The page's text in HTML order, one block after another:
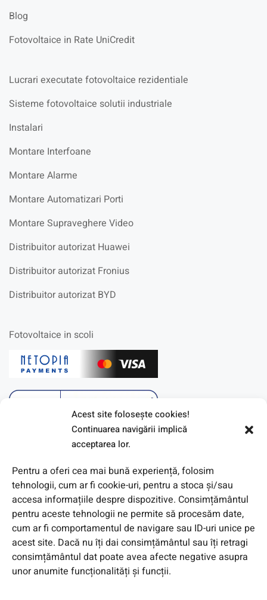
Acest site foloseşte cookies!
Continuarea navigării implică
acceptarea lor.
Pentru a oferi cea mai bună experiență, folosim
tehnologii, cum ar fi cookie-uri, pentru a stoca și/sau
accesa informațiile despre dispozitive. Consimțământul
pentru aceste tehnologii ne permite să procesăm date,
cum ar fi comportamentul de navigare sau ID-uri unice pe
acest site. Dacă nu îți dai consimțământul sau îți retragi
consimțământul dat poate avea afecte negative asupra
unor anumite funcționalități și funcții.
Blog
Fotovoltaice in Rate UniCredit
Lucrari executate fotovoltaice rezidentiale
Sisteme fotovoltaice solutii industriale
Instalari
Montare Interfoane
Montare Alarme
Montare Automatizari Porti
Montare Supraveghere Video
Distribuitor autorizat Huawei
Distribuitor autorizat Fronius
Distribuitor autorizat BYD
Fotovoltaice in scoli
© 2026 Toate Drepturile Rezervate de Genway Romania